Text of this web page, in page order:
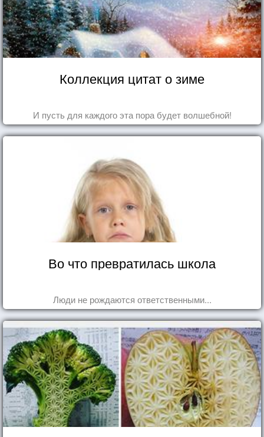
Коллекция цитат о зиме
И пусть для каждого эта пора будет волшебной!
Во что превратилась школа
Люди не рождаются ответственными...